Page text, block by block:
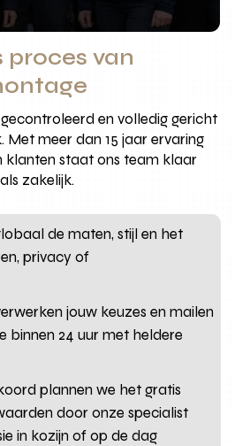
proces van
en volledig gericht
meer dan 15 jaar ervaring
klanten staat ons team klaar
zakelijk.
de maten, stijl en het
privacy of
jouw keuzes en mailen
binnen 24 uur met heldere
plannen we het gratis
door onze specialist
in kozijn of op de dag